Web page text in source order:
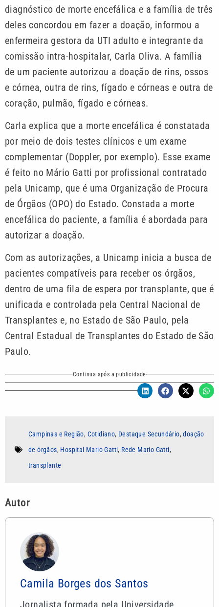
diagnóstico de morte encefálica e a família de três
deles concordou em fazer a doação, informou a
enfermeira gestora da UTI adulto e integrante da
comissão intra-hospitalar, Carla Oliva. A família
de um paciente autorizou a doação de rins, ossos
e córnea, outra de rins, fígado e córneas e outra de
coração, pulmão, fígado e córneas.
Carla explica que a morte encefálica é constatada
por meio de dois testes clínicos e um exame
complementar (Doppler, por exemplo). Esse exame
é feito no Mário Gatti por profissional contratado
pela Unicamp, que é uma Organização de Procura
de Órgãos (OPO) do Estado. Constada a morte
encefálica do paciente, a família é abordada para
autorizar a doação.
Com as autorizações, a Unicamp inicia a busca de
pacientes compatíveis para receber os órgãos,
dentro de uma fila de espera por transplante, que é
unificada e controlada pela Central Nacional de
Transplantes e, no Estado de São Paulo, pela
Central Estadual de Transplantes do Estado de São
Paulo.
Continua após a publicidade
Campinas e Região, Cotidiano, Destaque Secundário,doação
de órgãos, Hospital Mario Gatti, Rede Mario Gatti,
transplante
Autor
Camila Borges dos Santos
Jornalista formada pela Universidade